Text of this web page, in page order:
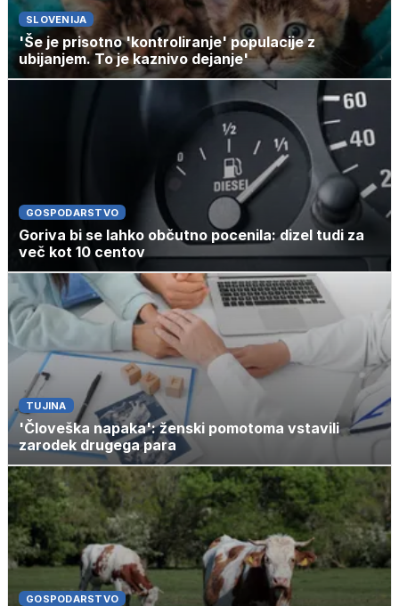
SLOVENIJA
'Še je prisotno 'kontroliranje' populacije z
ubijanjem. To je kaznivo dejanje'
GOSPODARSTVO
Goriva bi se lahko občutno pocenila: dizel tudi za
več kot 10 centov
TUJINA
'Človeška napaka': ženski pomotoma vstavili
zarodek drugega para
GOSPODARSTVO